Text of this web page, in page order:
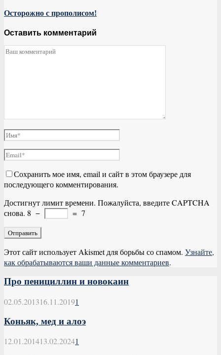
Осторожно с прополисом!
Оставить комментарий
Сохранить мое имя, email и сайт в этом браузере для
последующего комментирования.
Достигнут лимит времени. Пожалуйста, введите CAPTCHA
снова. 8 − = 7
Этот сайт использует Akismet для борьбы со спамом. Узнайте,
как обрабатываются ваши данные комментариев.
Про пенициллин и новокаин
02.05.201316.11.20191
Коньяк, мед и алоэ
12.01.201413.02.20241